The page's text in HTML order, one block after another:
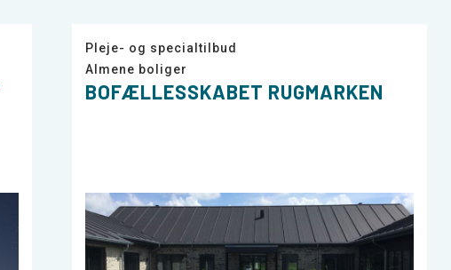
Pleje- og specialtilbud
Almene boliger
BOFÆLLESSKABET RUGMARKEN